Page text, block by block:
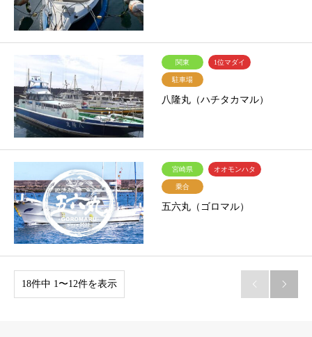
関東 1位マダイ
駐車場
八隆丸（ハチタカマル）
宮崎県 オオモンハタ
乗合
五六丸（ゴロマル）
18件中 1〜12件を表示  